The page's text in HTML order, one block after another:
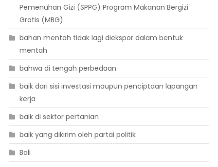
Pemenuhan Gizi (SPPG) Program Makanan Bergizi
Gratis (MBG)
bahan mentah tidak lagi diekspor dalam bentuk
mentah
bahwa di tengah perbedaan
baik dari sisi investasi maupun penciptaan lapangan
kerja
baik di sektor pertanian
baik yang dikirim oleh partai politik
Bali